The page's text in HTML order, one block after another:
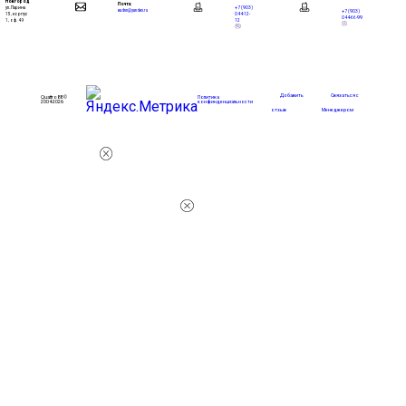
Новгород
ул. Ларина
15, корпус
1, оф. 49
Почта:
eadnn@yandex.ru
+7 (903)
044-12-
12
+7 (903)
044-66-99
Quattro88 ©
2004-2026
Политика
конфинденциальности
Добавить
отзыв
Связаться с
Менеджером